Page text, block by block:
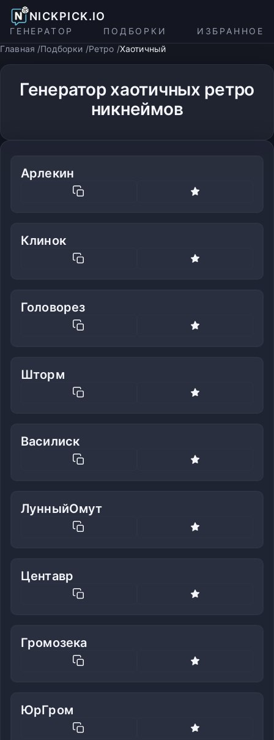
NICKPICK.IO
ГЕНЕРАТОР ПОДБОРКИ
ИЗБРАННОЕ
Главная
Подборки Ретро Хаотичный
Генератор хаотичных ретро
никнеймов
Арлекин
Клинок
Головорез
Шторм
Василиск
ЛунныйОмут
Центавр
Громозека
ЮрГром